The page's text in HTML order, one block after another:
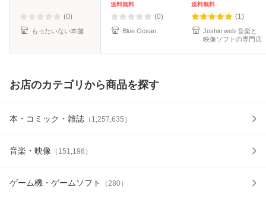
(0)
もったいない本舗
送料無料
(0)
Blue Ocean
送料無料
(1)
Joshin web 音楽と
映像ソフトの専門店
お店のカテゴリから商品を探す
本・コミック・雑誌 （ 1,257,635 ）
音楽・映像 （ 151,196 ）
ゲーム機・ゲームソフト （280）